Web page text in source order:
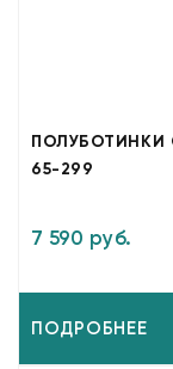
ПОЛУБОТИНКИ
65-299
7 590 руб.
ПОДРОБНЕЕ